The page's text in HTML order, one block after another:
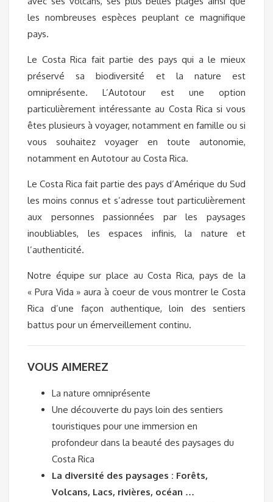
les nombreuses espèces peuplant ce magnifique
pays.
Le Costa Rica fait partie des pays qui a le mieux
préservé sa biodiversité et la nature est
omniprésente. L’Autotour est une option
particulièrement intéressante au Costa Rica si vous
êtes plusieurs à voyager, notamment en famille ou si
vous souhaitez voyager en toute autonomie,
notamment en Autotour au Costa Rica.
Le Costa Rica fait partie des pays d’Amérique du Sud
les moins connus et s’adresse tout particulièrement
aux personnes passionnées par les paysages
inoubliables, les espaces infinis, la nature et
l’authenticité.
Notre équipe sur place au Costa Rica, pays de la
« Pura Vida » aura à coeur de vous montrer le Costa
Rica d’une façon authentique, loin des sentiers
battus pour un émerveillement continu.
VOUS AIMEREZ
La nature omniprésente
Une découverte du pays loin des sentiers
touristiques pour une immersion en
profondeur dans la beauté des paysages du
Costa Rica
La diversité des paysages : Forêts,
Volcans, Lacs, rivières, océan …